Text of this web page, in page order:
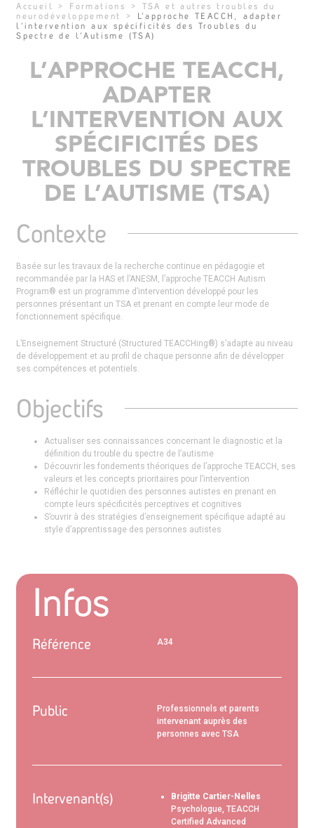
Accueil > Formations > TSA et autres troubles du
neurodéveloppement
> L’approche TEACCH, adapter
l’intervention aux spécificités des Troubles du
Spectre de l’Autisme (TSA)
L’APPROCHE TEACCH,
ADAPTER
L’INTERVENTION AUX
SPÉCIFICITÉS DES
TROUBLES DU SPECTRE
DE L’AUTISME (TSA)
Contexte
Basée sur les travaux de la recherche continue en pédagogie et
recommandée par la HAS et l’ANESM, l’approche TEACCH Autism
Program® est un programme d’intervention développé pour les
personnes présentant un TSA et prenant en compte leur mode de
fonctionnement spécifique.
L’Enseignement Structuré (Structured TEACCHing®) s’adapte au niveau
de développement et au profil de chaque personne afin de développer
ses compétences et potentiels.
Objectifs
Actualiser ses connaissances concernant le diagnostic et la
définition du trouble du spectre de l’autisme
Découvrir les fondements théoriques de l’approche TEACCH, ses
valeurs et les concepts prioritaires pour l’intervention
Réfléchir le quotidien des personnes autistes en prenant en
compte leurs spécificités perceptives et cognitives
S’ouvrir à des stratégies d’enseignement spécifique adapté au
style d’apprentissage des personnes autistes
Infos
Référence A34
Public
Professionnels et parents
intervenant auprès des
personnes avec TSA
Intervenant(s)
Brigitte Cartier-Nelles
Psychologue, TEACCH
Certified Advanced